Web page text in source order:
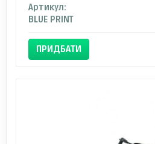
Артикул:
BLUE PRINT
ПРИДБАТИ